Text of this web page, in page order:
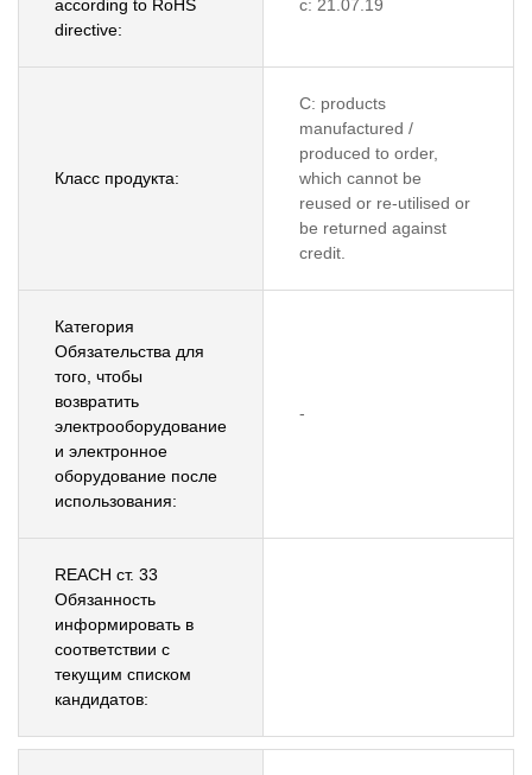
according to RoHS
directive:
с: 21.07.19
Класс продукта:
C: products
manufactured /
produced to order,
which cannot be
reused or re-utilised or
be returned against
credit.
Категория
Обязательства для
того, чтобы
возвратить
электрооборудование
и электронное
оборудование после
использования:
-
REACH ст. 33
Обязанность
информировать в
соответствии с
текущим списком
кандидатов: